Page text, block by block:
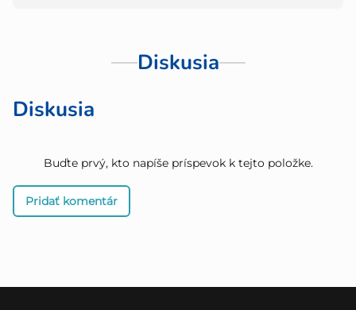
Diskusia
Diskusia
Buďte prvý, kto napíše príspevok k tejto položke.
Pridať komentár